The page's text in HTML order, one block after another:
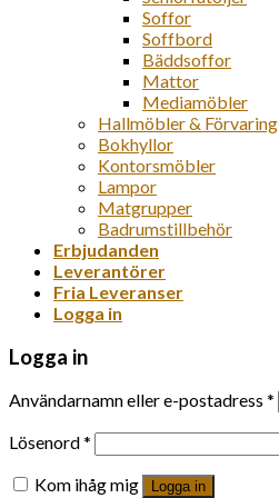
Soffor
Soffbord
Bäddsoffor
Mattor
Mediamöbler
Hallmöbler & Förvaring
Bokhyllor
Kontorsmöbler
Lampor
Matgrupper
Badrumstillbehör
Erbjudanden
Leverantörer
Fria Leveranser
Logga in
Logga in
Användarnamn eller e-postadress *
Lösenord*
Kom ihåg mig
Logga in